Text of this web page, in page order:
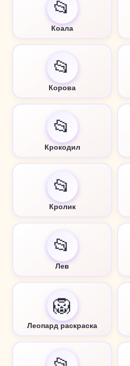
📂
Коала
📂
Корова
📂
Крокодил
📂
Кролик
📂
Лев
🦁
Леопард раскраска